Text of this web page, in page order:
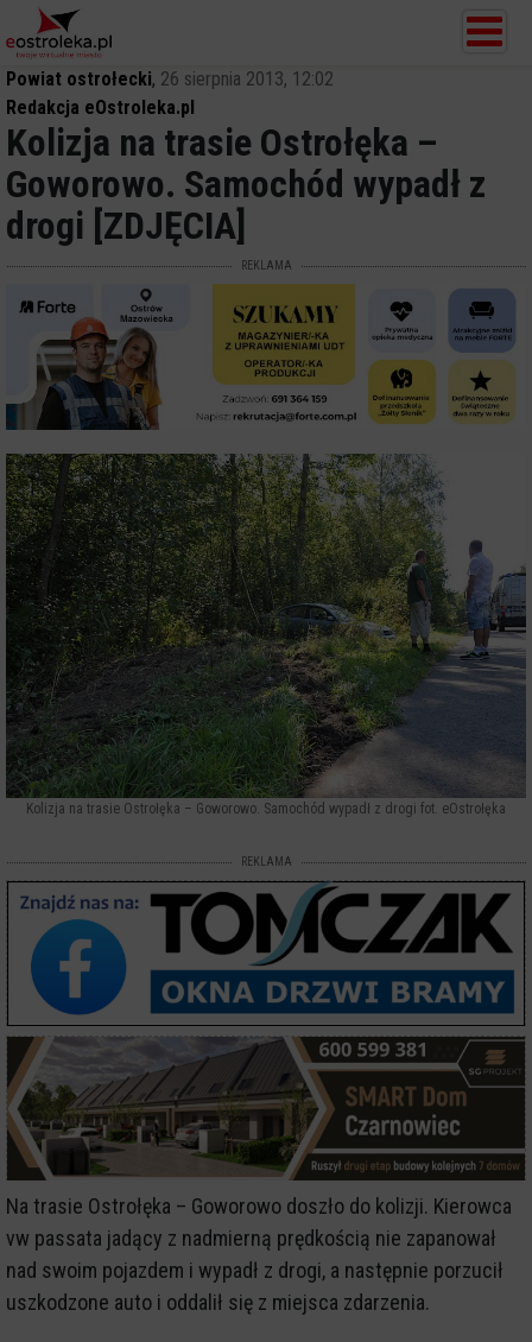
Powiat ostrołecki, 26 sierpnia 2013, 12:02
Redakcja eOstroleka.pl
Kolizja na trasie Ostrołęka –
Goworowo. Samochód wypadł z
drogi [ZDJĘCIA]
REKLAMA
Kolizja na trasie Ostrołęka – Goworowo. Samochód wypadł z drogi fot. eOstrołęka
REKLAMA
Na trasie Ostrołęka – Goworowo doszło do kolizji. Kierowca
vw passata jadący z nadmierną prędkością nie zapanował
nad swoim pojazdem i wypadł z drogi, a następnie porzucił
uszkodzone auto i oddalił się z miejsca zdarzenia.